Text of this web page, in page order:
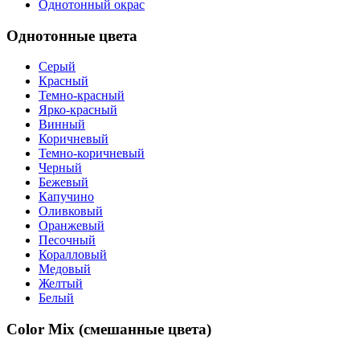
Однотонный окрас
Однотонные цвета
Серый
Красный
Темно-красный
Ярко-красный
Винный
Коричневый
Темно-коричневый
Черный
Бежевый
Капучино
Оливковый
Оранжевый
Песочный
Коралловый
Медовый
Желтый
Белый
Color Mix (смешанные цвета)